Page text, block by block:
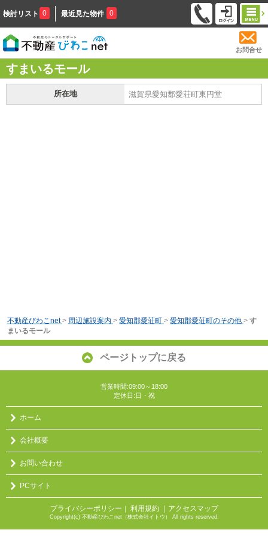
検討リスト 0 最近見た物件 0
お問合せ
すまいるモール
所在地 滋賀県愛知郡愛荘町東円堂
不動産びわこnet > 周辺施設案内 > 愛知郡愛荘町 > 愛知郡愛荘町のその他 > す
まいるモール
ページトップに戻る
営業時間:09:00～18:00
定休日:日・祝
ホーム
会社概要
お問い合わせ
PCサイト
プライバシーポリシー ｜ 利用規約 ｜アクセスマップ
Copyright(c) 不動産びわこnet（株式会社イトウ） All rights reserved.